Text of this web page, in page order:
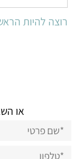
רוצה להיות
או